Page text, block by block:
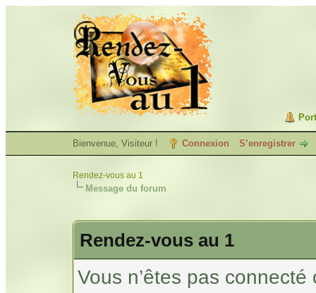
Bienvenue, Visiteur ! Connexion S’enregistrer
Rendez-vous au 1
Message du forum
Rendez-vous au 1
Vous n’êtes pas